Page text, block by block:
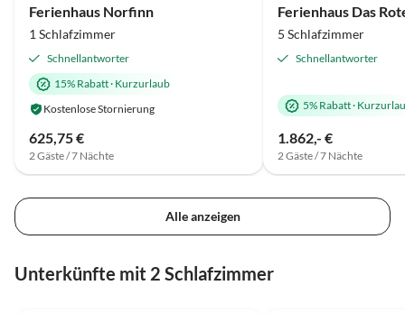
Ferienhaus Norfinn
1 Schlafzimmer
Schnellantworter
15% Rabatt· Kurzurlaub
Kostenlose Stornierung
625,75 €
2 Gäste / 7 Nächte
Ferienhaus Das
5 Schlafzimmer
Schnellantworter
5% Rabatt·
1.862,- €
2 Gäste / 7 Nächte
Alle anzeigen
Unterkünfte mit 2 Schlafzimmer